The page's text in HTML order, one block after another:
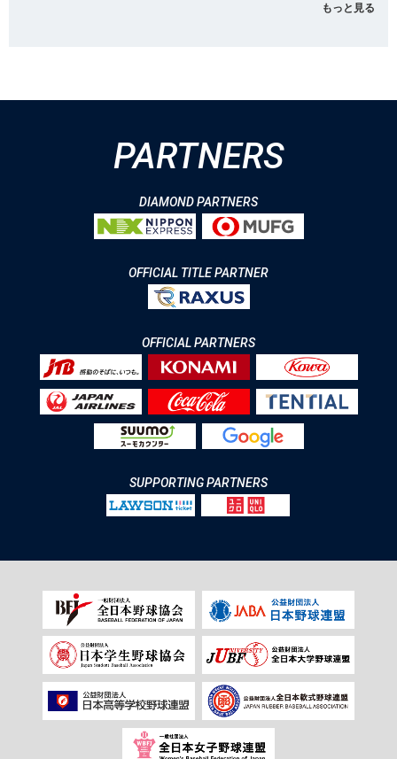
もっと見る
PARTNERS
DIAMOND PARTNERS
OFFICIAL TITLE PARTNER
OFFICIAL PARTNERS
SUPPORTING PARTNERS